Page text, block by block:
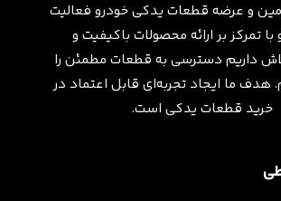
و عرضه قطعات یدکی خودرو فعالیت
تمرکز بر ارائه محصولات باکیفیت و
داریم دسترسی به قطعات مطمئن را
هدف ما ایجاد تجربه‌ای قابل اعتماد در
خرید قطعات یدکی است.